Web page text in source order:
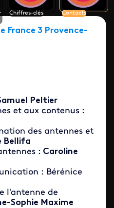
Chiffres-clés Contacts
France 3 Provence-
Peltier
et aux contenus :
des antennes et
Bellifa
: Caroline
: Bérénice
l'antenne de
Sophie Maxime